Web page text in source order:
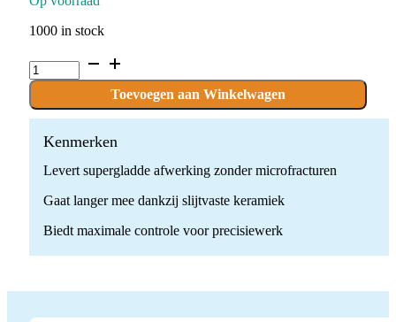
1000 in stock
P.CE11F-
22_3.5.UM
100
stuks
quantity
Toevoegen aan Winkelwagen
Kenmerken
Levert supergladde afwerking zonder microfracturen
Gaat langer mee dankzij slijtvaste keramiek
Biedt maximale controle voor precisiewerk